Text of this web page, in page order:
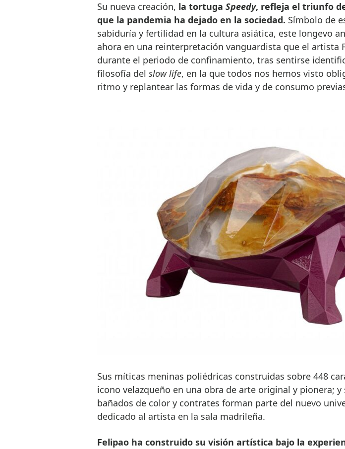
Su nueva creación, la tortuga Speedy, refleja el triunfo
que la pandemia ha dejado en la sociedad. Símbolo de
sabiduría y fertilidad en la cultura asiática, este longevo
ahora en una reinterpretación vanguardista que el artista
durante el periodo de confinamiento, tras sentirse
filosofía del slow life, en la que todos nos hemos visto
ritmo y replantear las formas de vida y de consumo
Sus míticas meninas poliédricas construidas sobre 448
icono velazqueño en una obra de arte original y pionera; y
bañados de color y contrates forman parte del nuevo
dedicado al artista en la sala madrileña.
Felipao ha construido su visión artística bajo la